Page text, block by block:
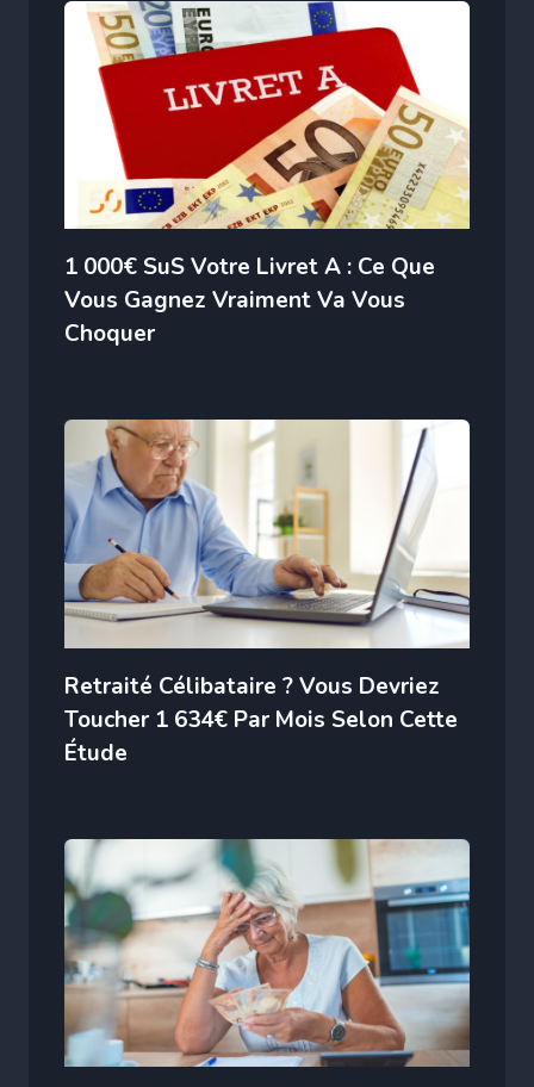
1 000€ SuS Votre Livret A : Ce Que
Vous Gagnez Vraiment Va Vous
Choquer
Retraité Célibataire ? Vous Devriez
Toucher 1 634€ Par Mois Selon Cette
Étude